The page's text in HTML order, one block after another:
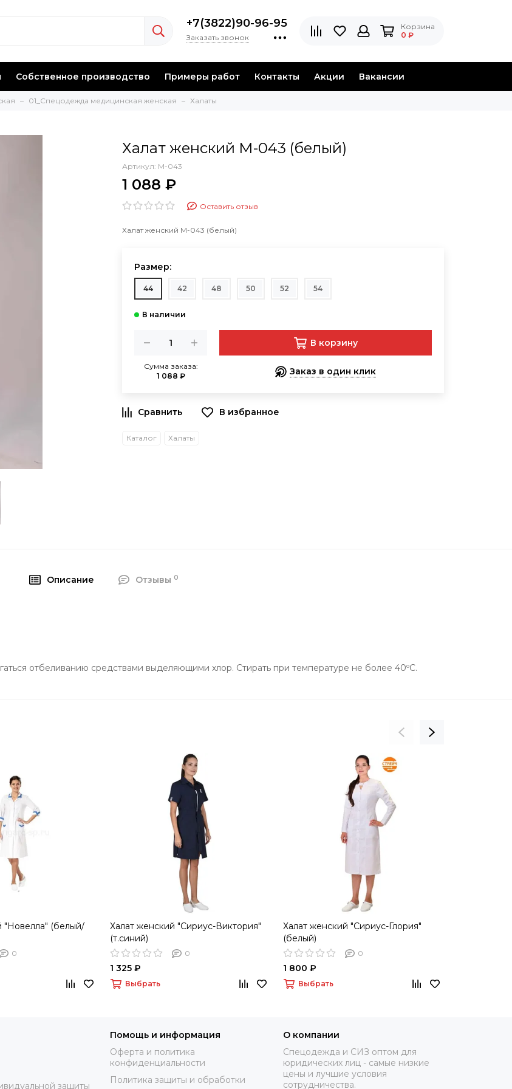
+7(3822)90-96-95
Заказать звонок
Корзина
0 ₽
Собственное производство Примеры работ Контакты Акции Вакансии
01_Спецодежда медицинская женская Халаты
Халат женский М-043 (белый)
Артикул: М-043
1 088 ₽
Оставить отзыв
Халат женский М-043 (белый)
Размер:
44 42 48 50 52 54
Сумма заказа:
1 088 ₽
В корзину
Заказ в один клик
В избранное
Каталог Халаты
Описание Отзывы 0
отбеливанию средствами выделяющими хлор. Стирать при температуре не более 40ºС.
"Новелла" (белый/
0
Халат женский "Сириус-Виктория"
(т.синий)
0
1 325 ₽
Выбрать
Халат женский "Сириус-Глория"
(белый)
0
1 800 ₽
Выбрать
защиты
Помощь и информация
Оферта и политика
конфиденциальности
Политика защиты и обработки
О компании
Спецодежда и СИЗ оптом для
юридических лиц - самые низкие
цены и лучшие условия
сотрудничества.